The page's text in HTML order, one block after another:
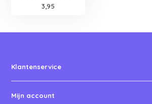
3,95
Klantenservice
Mijn account